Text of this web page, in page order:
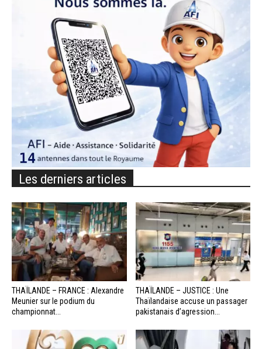
Les derniers articles
THAÏLANDE – FRANCE : Alexandre
Meunier sur le podium du
championnat...
THAÏLANDE – JUSTICE : Une
Thaïlandaise accuse un passager
pakistanais d’agression...